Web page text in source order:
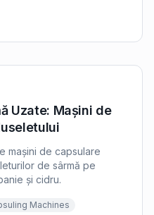
Uzate: Mașini de
mașini de capsulare
de sârmă pe
și cidru.
Machines